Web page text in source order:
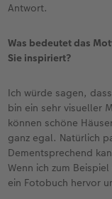
Antwort.
Was bedeutet das
Sie inspiriert?
Ich würde sagen,
bin ein sehr visueller
können schöne
ganz egal. Natürlich
Dementsprechend
Wenn ich zum
ein Fotobuch hervor